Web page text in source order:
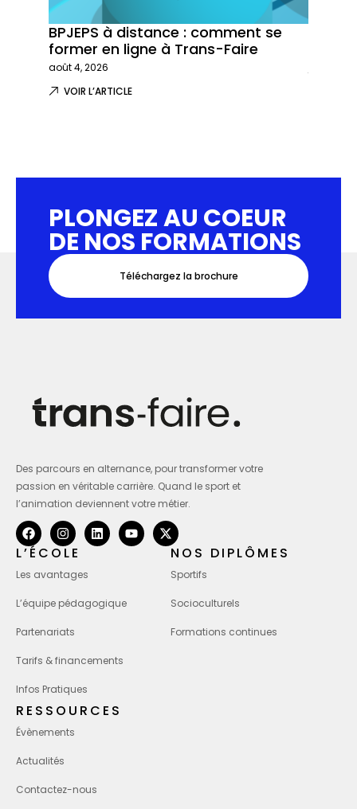
BPJEPS à distance : comment se
former en ligne à Trans-Faire
août 4, 2026
VOIR L’ARTICLE
PLONGEZ AU COEUR
DE NOS FORMATIONS
Téléchargez la brochure
Des parcours en alternance, pour transformer votre
passion en véritable carrière. Quand le sport et
l’animation deviennent votre métier.
L’ÉCOLE
Les avantages
L’équipe pédagogique
Partenariats
Tarifs & financements
Infos Pratiques
NOS DIPLÔMES
Sportifs
Socioculturels
Formations continues
RESSOURCES
Évènements
Actualités
Contactez-nous